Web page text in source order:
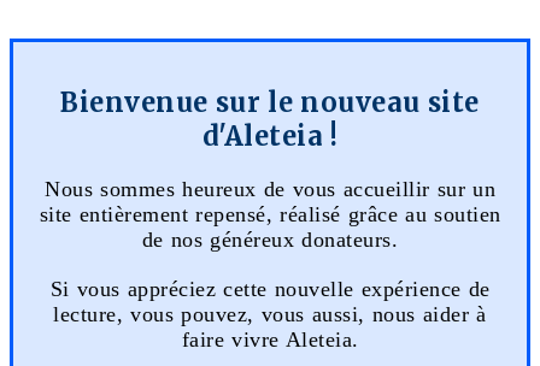
Bienvenue sur le nouveau site
d'Aleteia !
Nous sommes heureux de vous accueillir sur un
site entièrement repensé, réalisé grâce au soutien
de nos généreux donateurs.
Si vous appréciez cette nouvelle expérience de
lecture, vous pouvez, vous aussi, nous aider à
faire vivre Aleteia.